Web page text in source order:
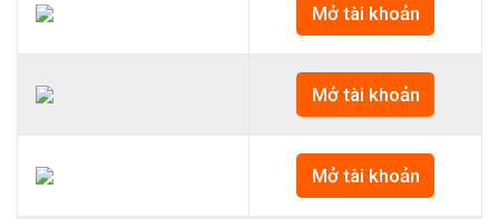
Mở tài khoản
Mở tài khoản
Mở tài khoản